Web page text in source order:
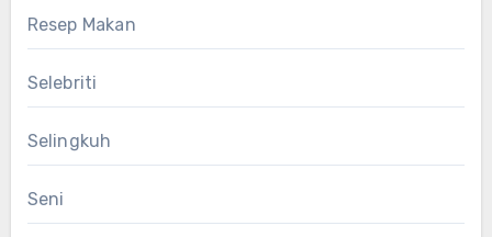
Resep Makan
Selebriti
Selingkuh
Seni